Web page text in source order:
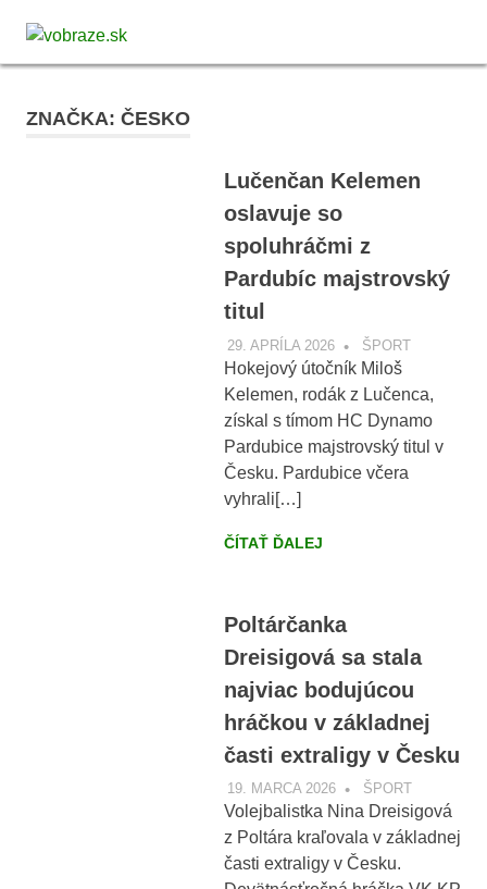
content
Malohontu
ZNAČKA: ČESKO
Lučenčan Kelemen
oslavuje so
spoluhráčmi z
Pardubíc majstrovský
titul
29. APRÍLA 2026 VOBRAZE.SK
ŠPORT
Hokejový útočník Miloš
Kelemen, rodák z Lučenca,
získal s tímom HC Dynamo
Pardubice majstrovský titul v
Česku. Pardubice včera
vyhrali[…]
ČÍTAŤ ĎALEJ
Poltárčanka
Dreisigová sa stala
najviac bodujúcou
hráčkou v základnej
časti extraligy v Česku
19. MARCA 2026 VOBRAZE.SK
ŠPORT
Volejbalistka Nina Dreisigová
z Poltára kraľovala v základnej
časti extraligy v Česku.